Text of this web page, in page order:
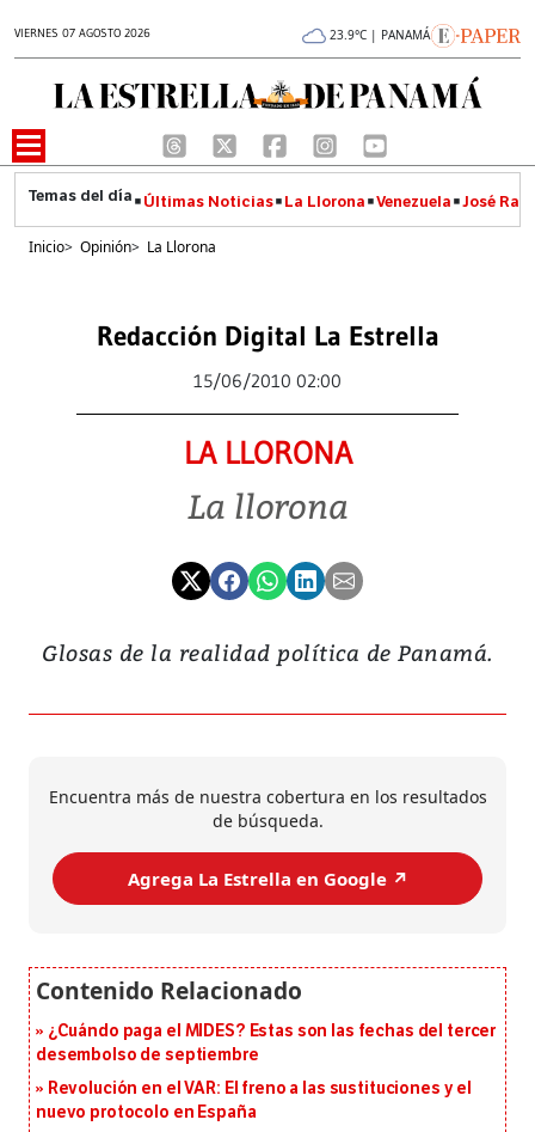
VIERNES 07 AGOSTO 2026 23.9°C | PANAMÁ
Últimas Noticias La Llorona Venezuela José
Inicio> Opinión> La Llorona
Redacción Digital La Estrella
15/06/2010 02:00
LA LLORONA
La llorona
Glosas de la realidad política de Panamá.
Encuentra más de nuestra cobertura en los resultados
de búsqueda.
Agrega La Estrella en Google ↗️
¿Cuándo paga el MIDES? Estas son las fechas del tercer
desembolso de septiembre
Revolución en el VAR: El freno a las sustituciones y el
nuevo protocolo en España